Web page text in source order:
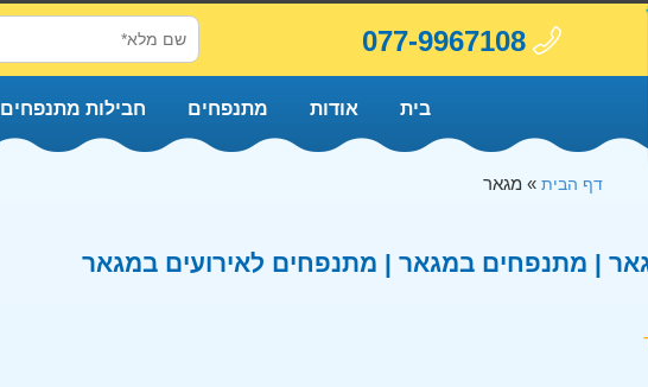
077-9967108
בית אודות מתנפחים חבילות מתנפחים
דף הבית » מגאר
| מתנפחים במגאר | מתנפחים לאירועים במגאר